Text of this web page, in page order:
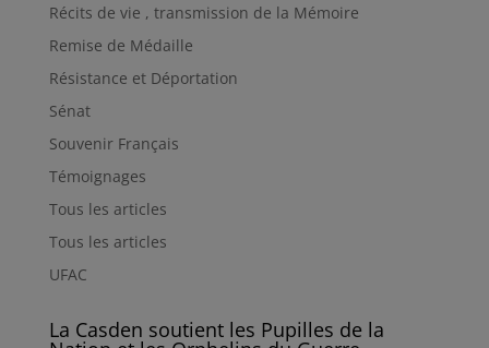
Récits de vie , transmission de la Mémoire
Remise de Médaille
Résistance et Déportation
Sénat
Souvenir Français
Témoignages
Tous les articles
Tous les articles
UFAC
La Casden soutient les Pupilles de la